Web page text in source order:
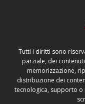
Tutti i diritti sono
parziale, dei
memorizzazione,
distribuzione dei
tecnologica, supporto o